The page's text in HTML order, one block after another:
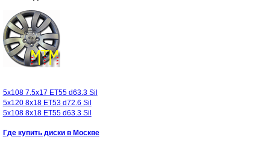
5x108 7.5x17 ET55 d63.3 Sil
5x120 8x18 ET53 d72.6 Sil
5x108 8x18 ET55 d63.3 Sil
Где купить диски в Москве